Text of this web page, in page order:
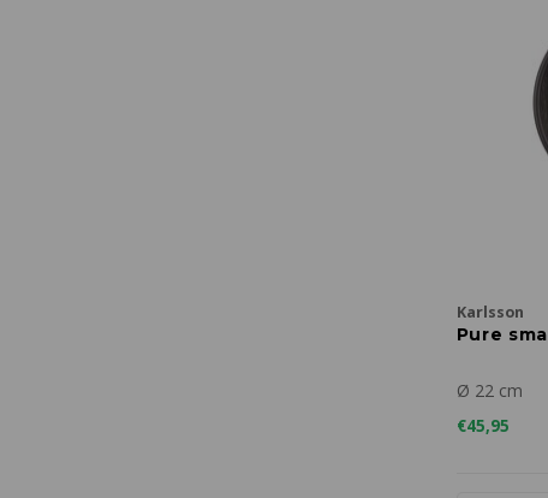
Karlsson
Pure
Ø 22 cm
€45,95